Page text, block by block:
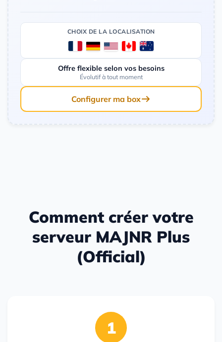
CHOIX DE LA LOCALISATION
Offre flexible selon vos besoins
Évolutif à tout moment
Configurer ma box
Comment créer votre
serveur MAJNR Plus
(Official)
1